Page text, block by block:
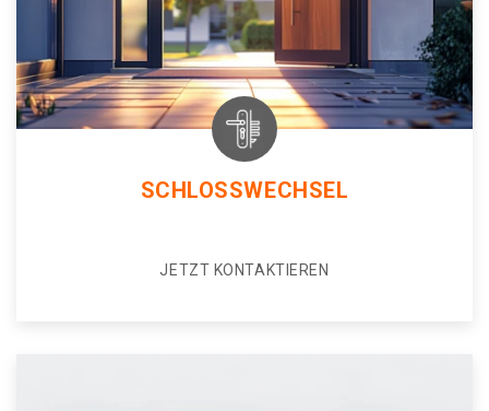
SCHLOSSWECHSEL
JETZT KONTAKTIEREN